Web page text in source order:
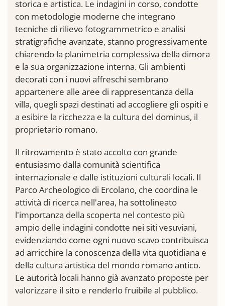
storica e artistica. Le indagini in corso, condotte
con metodologie moderne che integrano
tecniche di rilievo fotogrammetrico e analisi
stratigrafiche avanzate, stanno progressivamente
chiarendo la planimetria complessiva della dimora
e la sua organizzazione interna. Gli ambienti
decorati con i nuovi affreschi sembrano
appartenere alle aree di rappresentanza della
villa, quegli spazi destinati ad accogliere gli ospiti e
a esibire la ricchezza e la cultura del dominus, il
proprietario romano.
Il ritrovamento è stato accolto con grande
entusiasmo dalla comunità scientifica
internazionale e dalle istituzioni culturali locali. Il
Parco Archeologico di Ercolano, che coordina le
attività di ricerca nell'area, ha sottolineato
l'importanza della scoperta nel contesto più
ampio delle indagini condotte nei siti vesuviani,
evidenziando come ogni nuovo scavo contribuisca
ad arricchire la conoscenza della vita quotidiana e
della cultura artistica del mondo romano antico.
Le autorità locali hanno già avanzato proposte per
valorizzare il sito e renderlo fruibile al pubblico.